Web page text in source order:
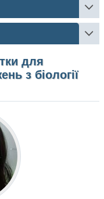
для
з біології